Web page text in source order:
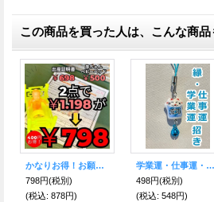
この商品を買った人は、こんな商
かなりお得！お願い赤ちゃんセットY 赤ちゃんベビーベッド&出産証明書【エケコ人形用・小物のみの価格】
798円(税別)
(税込: 878円)
学業運・仕事運・合格♪ 縁招き猫ストラップ
498円(税別)
(税込: 548円)